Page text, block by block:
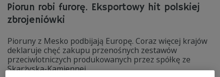
Piorun robi furorę. Eksportowy hit polskiej
zbrojeniówki
Pioruny z Mesko podbijają Europę. Coraz więcej krajów
deklaruje chęć zakupu przenośnych zestawów
przeciwlotniczych produkowanych przez spółkę ze
Skarżyska-Kamiennej.